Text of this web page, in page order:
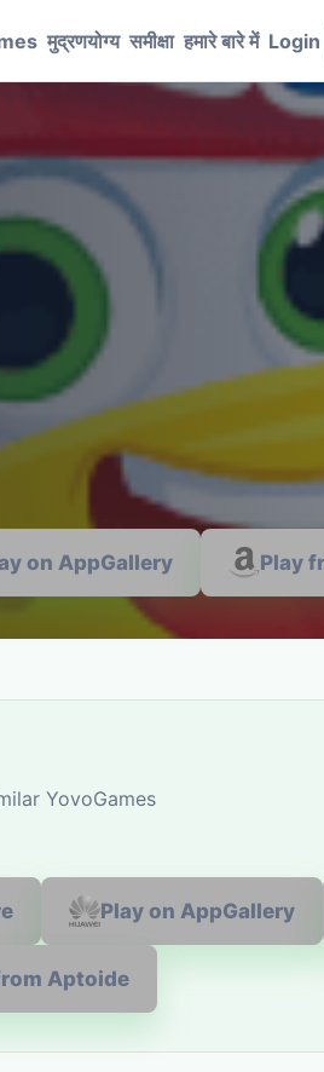
मुद्रणयोग्य समीक्षा हमारे बारे में Login
on AppGallery Play
YovoGames
Play on AppGallery
Aptoide